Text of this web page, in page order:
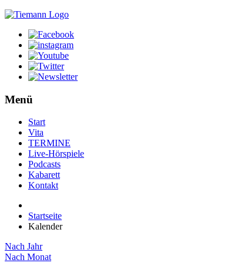
Menü
Start
Vita
TERMINE
Live-Hörspiele
Podcasts
Kabarett
Kontakt
Startseite
Kalender
Nach Jahr
Nach Monat